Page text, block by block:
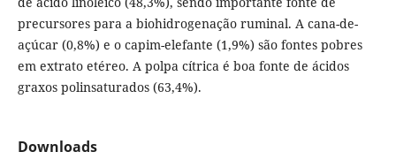
precursores para a biohidrogenação ruminal. A cana-de-
açúcar (0,8%) e o capim-elefante (1,9%) são fontes pobres
em extrato etéreo. A polpa cítrica é boa fonte de ácidos
graxos polinsaturados (63,4%).
Downloads